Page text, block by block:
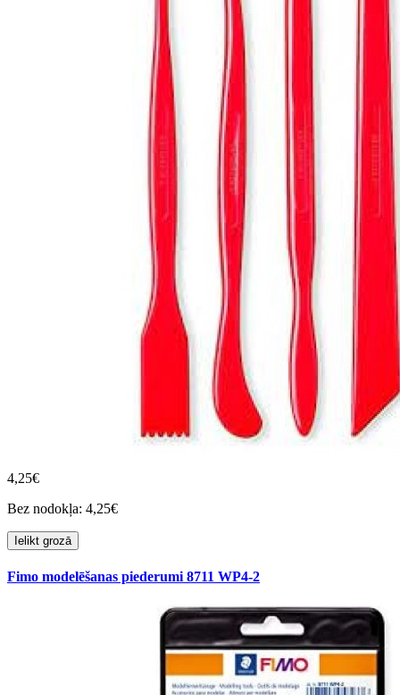
4,25€
Bez nodokļa: 4,25€
Ielikt grozā
Fimo modelēšanas piederumi 8711 WP4-2